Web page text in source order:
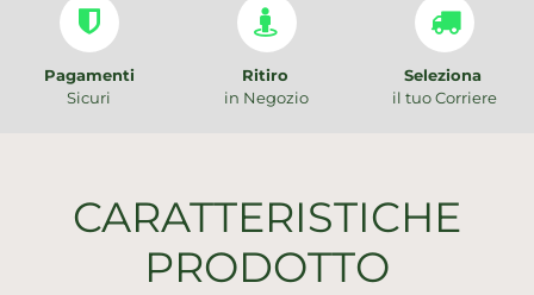
Pagamenti
Sicuri
Ritiro
in Negozio
Seleziona
il tuo Corriere
CARATTERISTICHE
PRODOTTO